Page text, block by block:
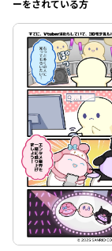
ーをされている方